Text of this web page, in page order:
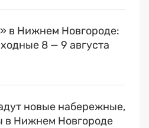
в Нижнем Новгороде:
8 — 9 августа
новые набережные,
в Нижнем Новгороде